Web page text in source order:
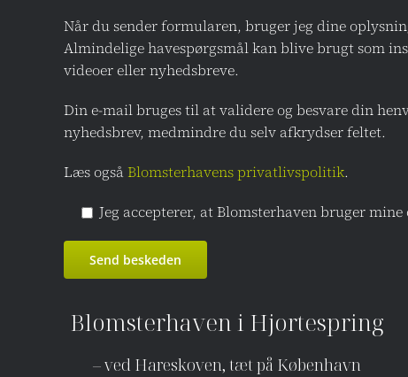
Når du sender formularen, bruger jeg dine
Almindelige havespørgsmål kan blive brugt som
videoer eller nyhedsbreve.
Din e-mail bruges til at validere og besvare din
nyhedsbrev, medmindre du selv afkrydser feltet.
Læs også Blomsterhavens privatlivspolitik.
Jeg accepterer, at Blomsterhaven bruger
Blomsterhaven i Hjortespring
– ved Hareskoven, tæt på København